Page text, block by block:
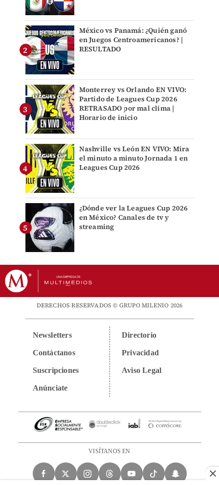
México vs Panamá: ¿Quién ganó
en Juegos Centroamericanos? |
RESULTADO
Monterrey vs Orlando EN VIVO:
Partido de Leagues Cup 2026
RETRASADO por mal clima |
Horario de inicio
Nashville vs León EN VIVO: Mira
el minuto a minuto Jornada 1 en
Leagues Cup 2026
¿Dónde ver la Leagues Cup 2026
en México? Canales de tv y
streaming
DERECHOS RESERVADOS © GRUPO MILENIO 2026
Newsletters
Contáctanos
Suscripciones
Anúnciate
Directorio
Privacidad
Aviso Legal
VISÍTANOS EN